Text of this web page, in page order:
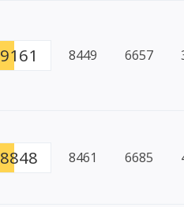
9161 8449 6657
8848 8461 6685